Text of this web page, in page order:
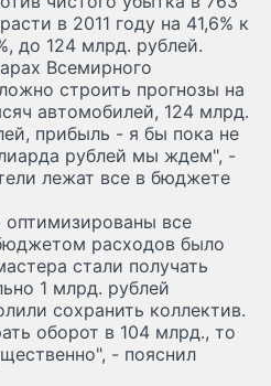
в 2011 году на 41,6% к
до 124 млрд. рублей.
Всемирного
строить прогнозы на
автомобилей, 124 млрд.
прибыль - я бы пока не
рублей мы ждем", -
лежат все в бюджете
оптимизированы все
расходов было
стали получать
1 млрд. рублей
сохранить коллектив.
оборот в 104 млрд., то
- пояснил